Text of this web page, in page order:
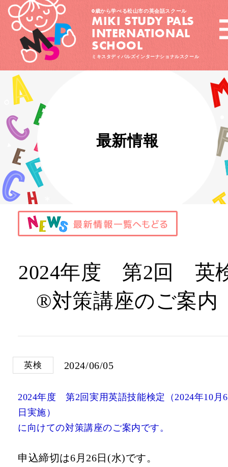
0歳から学べる松山市の英会話スクール
MIKI STUDY PALS
INTERNATIONAL
SCHOOL
ミキスタディパルズインターナショナルスクール
最新情報
2024年度 第2回 英
®対策講座のご案内
英検 2024/06/05
2024年度 第2回実用英語技能検定（2024年10月6
日実施）
に向けての対策講座のご案内です。
申込締切は6月26日(水)です。